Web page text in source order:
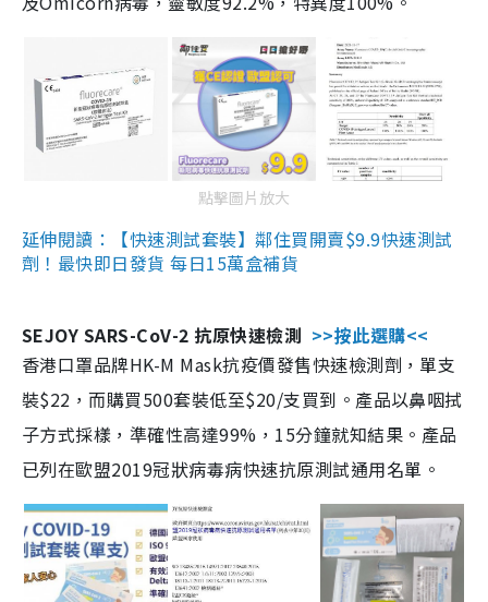
點擊圖片放大
延伸閱讀：【快速測試套裝】鄰住買開賣$9.9快速測試
劑！最快即日發貨 每日15萬盒補貨
SEJOY SARS-CoV-2 抗原快速檢測 >>按此選購<<
香港口罩品牌HK-M Mask抗疫價發售快速檢測劑，單支
裝$22，而購買500套裝低至$20/支買到。產品以鼻咽拭
子方式採樣，準確性高達99%，15分鐘就知結果。產品
已列在歐盟2019冠狀病毒病快速抗原測試通用名單。